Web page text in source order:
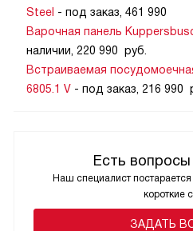
Есть
Наш специалист постарается
короткие
ЗАДАТЬ
Steel - под заказ, 461 990
Варочная панель
наличии, 220 990 руб.
Встраиваемая
6805.1 V - под заказ, 216 990